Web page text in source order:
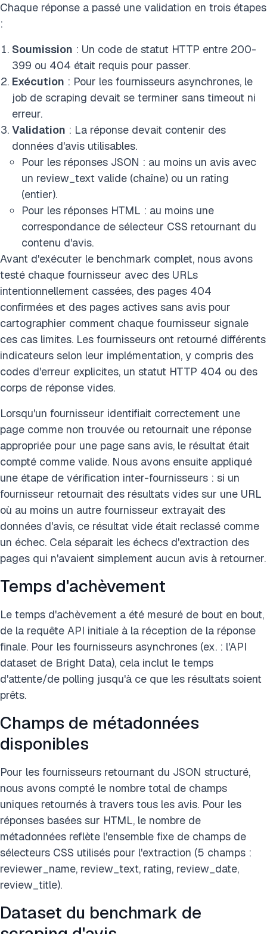
Chaque réponse a passé une validation en trois étapes
:
Soumission : Un code de statut HTTP entre 200-
399 ou 404 était requis pour passer.
Exécution : Pour les fournisseurs asynchrones, le
job de scraping devait se terminer sans timeout ni
erreur.
Validation : La réponse devait contenir des
données d'avis utilisables.
Pour les réponses JSON : au moins un avis avec
un review_text valide (chaîne) ou un rating
(entier).
Pour les réponses HTML : au moins une
correspondance de sélecteur CSS retournant du
contenu d'avis.
Avant d'exécuter le benchmark complet, nous avons
testé chaque fournisseur avec des URLs
intentionnellement cassées, des pages 404
confirmées et des pages actives sans avis pour
cartographier comment chaque fournisseur signale
ces cas limites. Les fournisseurs ont retourné différents
indicateurs selon leur implémentation, y compris des
codes d'erreur explicites, un statut HTTP 404 ou des
corps de réponse vides.
Lorsqu'un fournisseur identifiait correctement une
page comme non trouvée ou retournait une réponse
appropriée pour une page sans avis, le résultat était
compté comme valide. Nous avons ensuite appliqué
une étape de vérification inter-fournisseurs : si un
fournisseur retournait des résultats vides sur une URL
où au moins un autre fournisseur extrayait des
données d'avis, ce résultat vide était reclassé comme
un échec. Cela séparait les échecs d'extraction des
pages qui n'avaient simplement aucun avis à retourner.
Temps d'achèvement
Le temps d'achèvement a été mesuré de bout en bout,
de la requête API initiale à la réception de la réponse
finale. Pour les fournisseurs asynchrones (ex. : l'API
dataset de Bright Data), cela inclut le temps
d'attente/de polling jusqu'à ce que les résultats soient
prêts.
Champs de métadonnées
disponibles
Pour les fournisseurs retournant du JSON structuré,
nous avons compté le nombre total de champs
uniques retournés à travers tous les avis. Pour les
réponses basées sur HTML, le nombre de
métadonnées reflète l'ensemble fixe de champs de
sélecteurs CSS utilisés pour l'extraction (5 champs :
reviewer_name, review_text, rating, review_date,
review_title).
Dataset du benchmark de